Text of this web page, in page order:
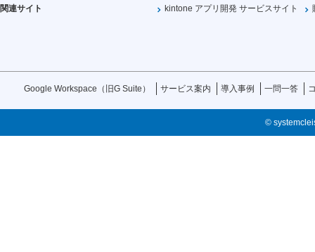
関連サイト kintone アプリ開発 サービスサイト
Google Workspace（旧G Suite） サービス案内 導入事例 一問一答
©